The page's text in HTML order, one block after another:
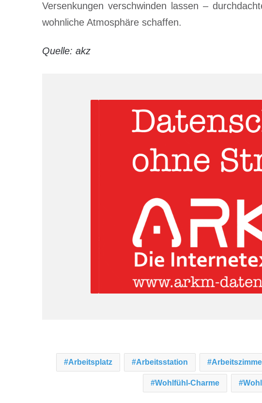
Versenkungen verschwinden lassen –
wohnliche Atmosphäre schaffen.
Quelle: akz
Arbeitsplatz Arbeitsstation
Wohlfühl-Charme